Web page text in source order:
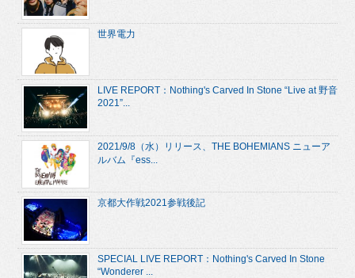
世界電力
LIVE REPORT：Nothing's Carved In Stone “Live at 野音
2021”...
2021/9/8（水）リリース、THE BOHEMIANS ニューア
ルバム『ess...
京都大作戦2021参戦後記
SPECIAL LIVE REPORT：Nothing's Carved In Stone
“Wonderer ...